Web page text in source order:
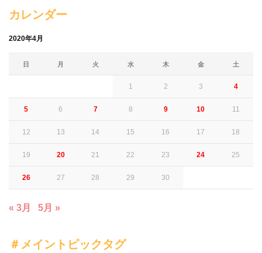
カレンダー
2020年4月
日 月 火 水 木 金 土
1 2 3 4
5 6 7 8 9 10 11
12 13 14 15 16 17 18
19 20 21 22 23 24 25
26 27 28 29 30
« 3月 5月 »
＃メイントピックタグ